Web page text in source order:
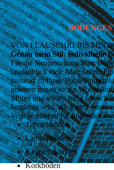
VON FLAUSCHIG BIS
Genau mein Stil: individuelle
Für die Neugestaltung Ihrer
unglaublich viele Materialien,
passend zu Ihren Vorstellungen
gehören genau so zur
Möbel und sollten nicht nur
langlebig sein. Wir bieten Ihnen
Verlegearbeiten für folgende
Teppichböden
Laminatböden
Kautschukböden
Korkböden